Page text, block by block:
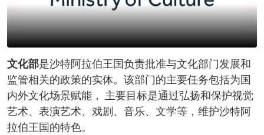
文化部是沙特阿拉伯王国负责批准与文化部门发展和
监管相关的政策的实体。该部门的主要任务包括为国
内外文化场景赋能， 主要目标是通过弘扬和保护视觉
艺术、表演艺术、戏剧、音乐、文学等，维护沙特阿
拉伯王国的特色。